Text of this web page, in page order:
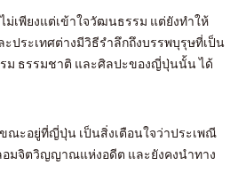
เพียงแต่เข้าใจวัฒนธรรม แต่ยังทำให้
ประเทศต่างมีวิธีรำลึกถึงบรรพบุรุษที่เป็น
ม ธรรมชาติ และศิลปะของญี่ปุ่นนั้น ได้
ณะอยู่ที่ญี่ปุ่น เป็นสิ่งเตือนใจว่าประเพณี
มจิตวิญญาณแห่งอดีต และยังคงนำทาง